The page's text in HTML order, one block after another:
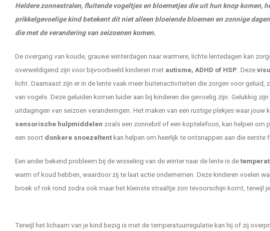
Heldere zonnestralen, fluitende vogeltjes en bloemetjes die uit hun knop komen,
prikkelgevoelige kind betekent dit niet alleen bloeiende bloemen en zonnige
die met de verandering van seizoenen komen.
De overgang van koude, grauwe winterdagen naar warmere, lichte lentedagen kan
overweldigend zijn voor bijvoorbeeld kinderen met autisme, ADHD of HSP. Deze
licht. Daarnaast zijn er in de lente vaak meer buitenactiviteiten die zorgen voor
van vogels. Deze geluiden komen luider aan bij kinderen die gevoelig zijn. Gelukkig
uitdagingen van seizoen veranderingen. Het maken van een rustige plekjes waar
sensorische hulpmiddelen zoals een zonnebril of een koptelefoon, kan helpen om
een soort donkere snoezeltentkan helpen om heerlijk te ontsnappen aan die eerste
Een ander bekend probleem bij de wisseling van de winter naar de lente is de
warm of koud hebben, waardoor zij te laat actie ondernemen. Deze kinderen voelen
broek of rok rond zodra ook maar het kleinste straaltje zon tevoorschijn komt, terwijl
Terwijl het lichaam van je kind bezig is met de temperatuurregulatie kan hij of zij